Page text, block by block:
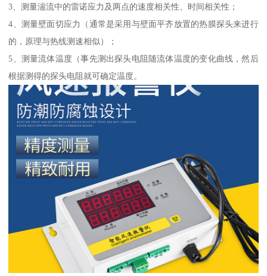
3、测量湍流中的雷诺应力及两点的速度相关性、时间相关性；
4、测量壁面切应力（通常是采用与壁面平齐放置的热膜探头来进行
的，原理与热线测速相似）；
5、测量流体温度（事先测出探头电阻随流体温度的变化曲线，然后
根据测得的探头电阻就可确定温度。